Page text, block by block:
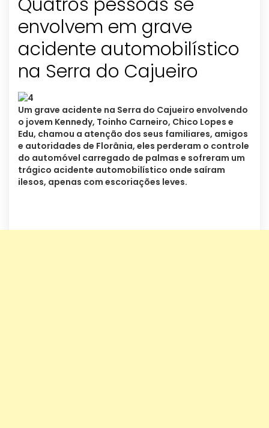
envolvem em grave
acidente automobilístico
na Serra do Cajueiro
Um grave acidente na Serra do Cajueiro envolvendo
o jovem Kennedy, Toinho Carneiro, Chico Lopes e
Edu, chamou a atenção dos seus familiares, amigos
e autoridades de Florânia, eles perderam o controle
do automóvel carregado de palmas e sofreram um
trágico acidente automobilístico onde saíram
ilesos, apenas com escoriações leves.